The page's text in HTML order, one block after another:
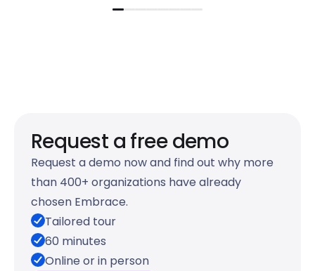
Request a free demo
Request a demo now and find out why more
than 400+ organizations have already
chosen Embrace.
Tailored tour
60 minutes
Online or in person